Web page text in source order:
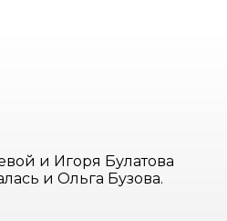
и Игоря Булатова
и Ольга Бузова.